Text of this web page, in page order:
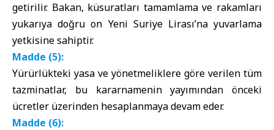
getirilir. Bakan, küsuratları tamamlama ve rakamları
yukarıya doğru on Yeni Suriye Lirası’na yuvarlama
yetkisine sahiptir.
Madde (5):
Yürürlükteki yasa ve yönetmeliklere göre verilen tüm
tazminatlar, bu kararnamenin yayımından önceki
ücretler üzerinden hesaplanmaya devam eder.
Madde (6):